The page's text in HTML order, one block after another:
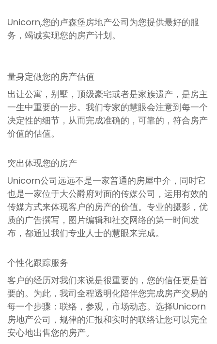
Unicorn,您的卢森堡房地产公司为您提供最好的服
务，竭诚实现您的房产计划。
量身定做您的房产估值
出让公寓，别墅，顶级豪宅或者是家族遗产，是房主
一生中重要的一步。我们专家的慧眼会注意到每一个
决定性的细节，从而完成准确的，可靠的，符合房产
价值的估值。
突出体现您的房产
Unicorn公司远远不是一家普通的房屋中介，同时它
也是一家位于大公爵府对面的传媒公司，运用有效的
传媒方式来体现客户的房产的价值。专业的摄影，优
质的广告撰写，图片编辑和社交网络的第一时间发
布，都通过我们专业人士的慧眼来完成。
个性化跟踪服务
客户的经历对我们来说是很重要的，您的信任更是首
要的。为此，我司全程透明化陪伴您完成房产交易的
每一个步骤：联络，参观，市场动态。选择Unicorn
房地产公司，规律的汇报和实时的联络让您可以完全
安心地出售您的房产。